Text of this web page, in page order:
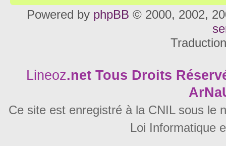
Powered by phpBB © 2000, 2002,
Lineoz.net Tous Droits
Ce site est enregistré à la CNIL sous le
Loi Informatique